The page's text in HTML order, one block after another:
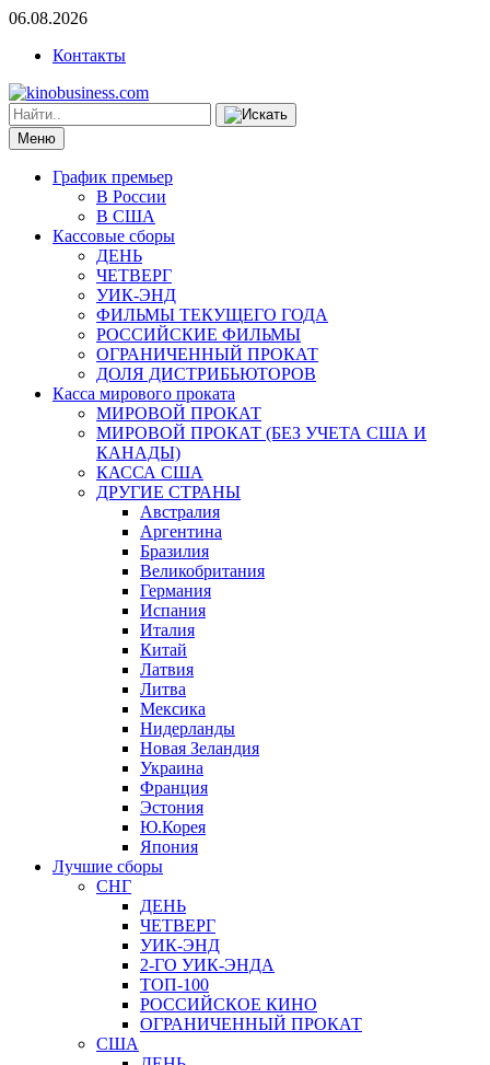
06.08.2026
Контакты
Меню
График премьер
В России
В США
Кассовые сборы
ДЕНЬ
ЧЕТВЕРГ
УИК-ЭНД
ФИЛЬМЫ ТЕКУЩЕГО ГОДА
РОССИЙСКИЕ ФИЛЬМЫ
ОГРАНИЧЕННЫЙ ПРОКАТ
ДОЛЯ ДИСТРИБЬЮТОРОВ
Касса мирового проката
МИРОВОЙ ПРОКАТ
МИРОВОЙ ПРОКАТ (БЕЗ УЧЕТА США И
КАНАДЫ)
КАССА США
ДРУГИЕ СТРАНЫ
Австралия
Аргентина
Бразилия
Великобритания
Германия
Испания
Италия
Китай
Латвия
Литва
Мексика
Нидерланды
Новая Зеландия
Украина
Франция
Эстония
Ю.Корея
Япония
Лучшие сборы
СНГ
ДЕНЬ
ЧЕТВЕРГ
УИК-ЭНД
2-ГО УИК-ЭНДА
ТОП-100
РОССИЙСКОЕ КИНО
ОГРАНИЧЕННЫЙ ПРОКАТ
США